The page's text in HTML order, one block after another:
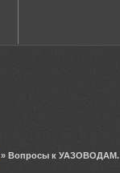
» Вопросы к УАЗОВОДАМ.